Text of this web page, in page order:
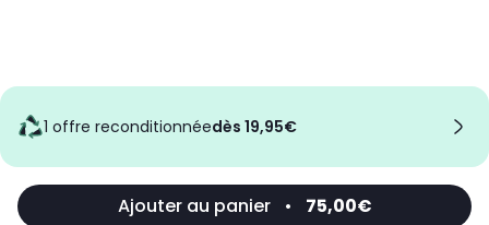
1 offre reconditionnée dès 19,95€
Ajouter au panier • 75,00€